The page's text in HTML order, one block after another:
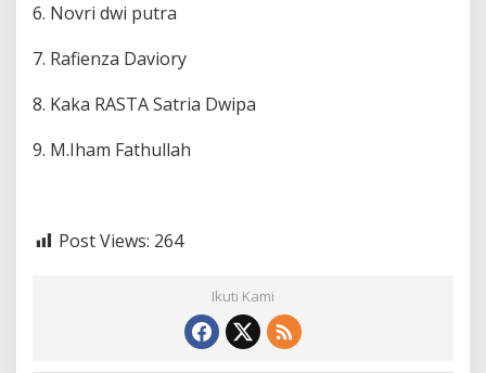
6. Novri dwi putra
7. Rafienza Daviory
8. Kaka RASTA Satria Dwipa
9. M.Iham Fathullah
Post Views: 264
Ikuti Kami